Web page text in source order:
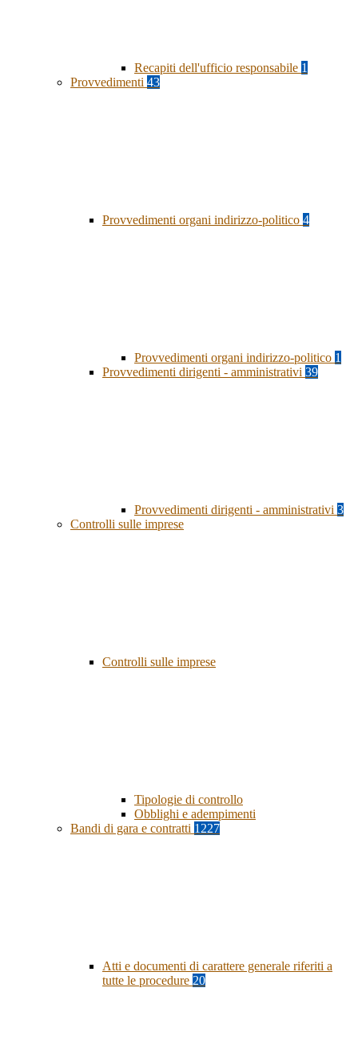
Recapiti dell'ufficio responsabile 1
Provvedimenti 43
Provvedimenti organi indirizzo-politico 4
Provvedimenti organi indirizzo-politico 1
Provvedimenti dirigenti - amministrativi 39
Provvedimenti dirigenti - amministrativi 3
Controlli sulle imprese
Controlli sulle imprese
Tipologie di controllo
Obblighi e adempimenti
Bandi di gara e contratti 1227
Atti e documenti di carattere generale riferiti a
tutte le procedure 20